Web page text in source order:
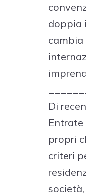
doppia
Di
propri
criteri